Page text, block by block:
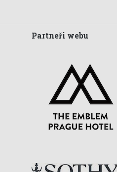
Partneři webu